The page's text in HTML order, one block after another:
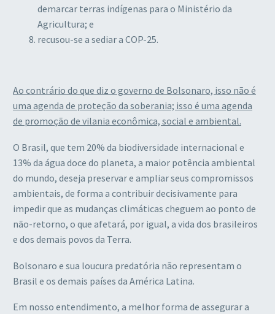
demarcar terras indígenas para o Ministério da
Agricultura; e
recusou-se a sediar a COP-25.
Ao contrário do que diz o governo de Bolsonaro, isso não é
uma agenda de proteção da soberania; isso é uma agenda
de promoção de vilania econômica, social e ambiental.
O Brasil, que tem 20% da biodiversidade internacional e
13% da água doce do planeta, a maior potência ambiental
do mundo, deseja preservar e ampliar seus compromissos
ambientais, de forma a contribuir decisivamente para
impedir que as mudanças climáticas cheguem ao ponto de
não-retorno, o que afetará, por igual, a vida dos brasileiros
e dos demais povos da Terra.
Bolsonaro e sua loucura predatória não representam o
Brasil e os demais países da América Latina.
Em nosso entendimento, a melhor forma de assegurar a